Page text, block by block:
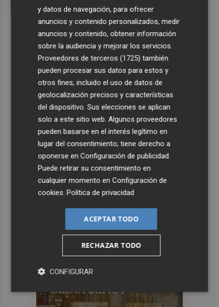
y datos de navegación, para ofrecer
anuncios y contenido personalizados, medir
anuncios y contenido, obtener información
sobre la audiencia y mejorar los servicios.
Proveedores de terceros (1725) también
pueden procesar sus datos para estos y
otros fines, incluido el uso de datos de
geolocalización precisos y características
del dispositivo. Sus elecciones se aplican
solo a este sitio web. Algunos proveedores
pueden basarse en el interés legítimo en
lugar del consentimiento; tiene derecho a
oponerse enConfiguración de publicidad
Puede retirar su consentimiento en
cualquier momento enConfiguración de
cookies .Política de privacidad
ACEPTAR TODO
RECHAZAR TODO
CONFIGURAR